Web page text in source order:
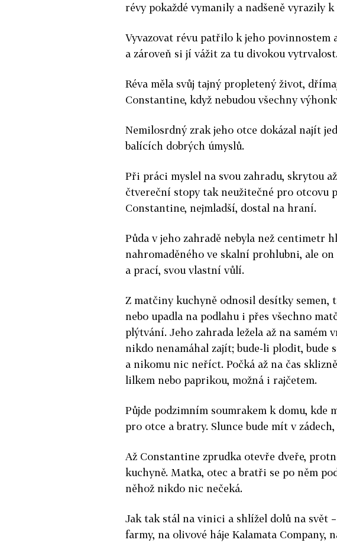
révy pokaždé vymanily a nadšeně vyrazily k
Vyvazovat révu patřilo k jeho povinnostem
a zároveň si jí vážit za tu divokou
Réva měla svůj tajný propletený život,
Constantine, když nebudou všechny
Nemilosrdný zrak jeho otce dokázal najít
balících dobrých úmyslů.
Při práci myslel na svou zahradu, skrytou
čtvereční stopy tak neužitečné pro otcovu
Constantine, nejmladší, dostal na hraní.
Půda v jeho zahradě nebyla než centimetr
nahromaděného ve skalní prohlubni, ale
a prací, svou vlastní vůlí.
Z matčiny kuchyně odnosil desítky semen,
nebo upadla na podlahu i přes všechno
plýtvání. Jeho zahrada ležela až na samém
nikdo nenamáhal zajít; bude-li plodit, bude
a nikomu nic neříct. Počká až na čas
lilkem nebo paprikou, možná i rajčetem.
Půjde podzimním soumrakem k domu, kde
pro otce a bratry. Slunce bude mít v
Až Constantine zprudka otevře dveře,
kuchyně. Matka, otec a bratři se po něm
něhož nikdo nic nečeká.
Jak tak stál na vinici a shlížel dolů na svět
farmy, na olivové háje Kalamata Company,